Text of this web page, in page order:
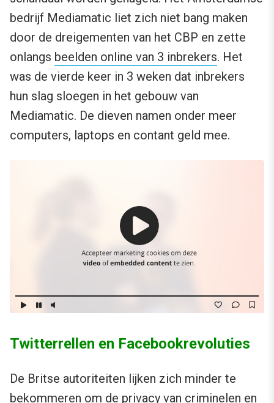
bedrijf Mediamatic liet zich niet bang maken
door de dreigementen van het CBP en zette
onlangs beelden online van 3 inbrekers. Het
was de vierde keer in 3 weken dat inbrekers
hun slag sloegen in het gebouw van
Mediamatic. De dieven namen onder meer
computers, laptops en contant geld mee.
Twitterrellen en Facebookrevoluties
De Britse autoriteiten lijken zich minder te
bekommeren om de privacy van criminelen en